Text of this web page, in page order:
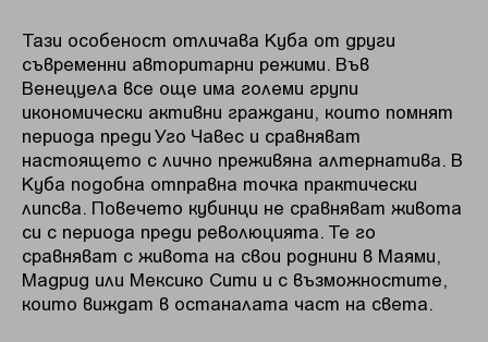
Тази особеност отличава Куба от други
съвременни авторитарни режими. Във
Венецуела все още има големи групи
икономически активни граждани, които помнят
периода преди Уго Чавес и сравняват
настоящето с лично преживяна алтернатива. В
Куба подобна отправна точка практически
липсва. Повечето кубинци не сравняват живота
си с периода преди революцията. Те го
сравняват с живота на свои роднини в Маями,
Мадрид или Мексико Сити и с възможностите,
които виждат в останалата част на света.